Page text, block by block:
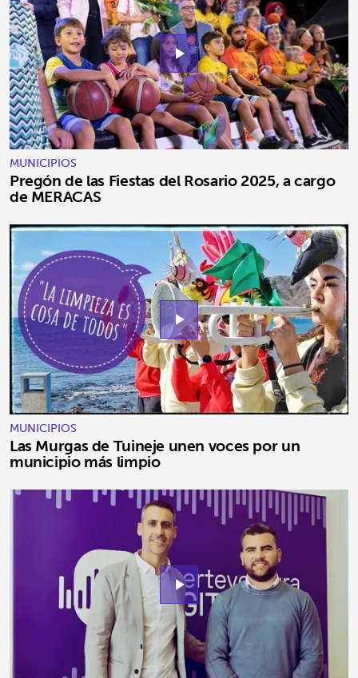
play_arrow
MUNICIPIOS
Pregón de las Fiestas del Rosario 2025, a cargo
de MERACAS
play_arrow
MUNICIPIOS
Las Murgas de Tuineje unen voces por un
municipio más limpio
play_arrow